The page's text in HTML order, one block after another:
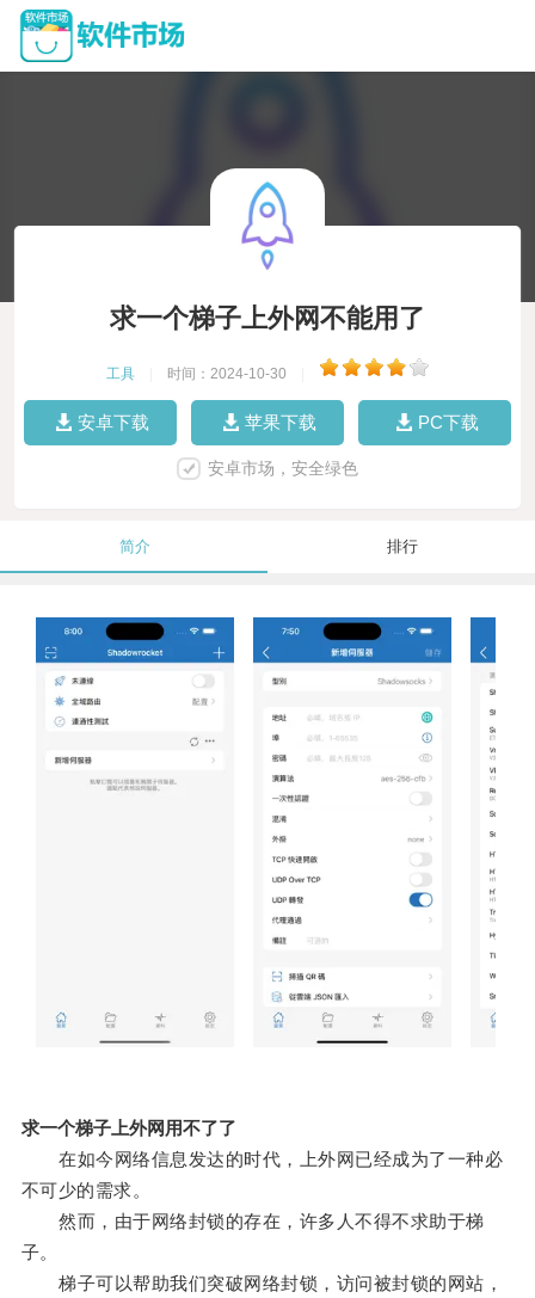
求一个梯子上外网不能用了
工具 时间：2024-10-30
安卓下载 苹果下载 PC下载
安卓市场，安全绿色
简介 排行
求一个梯子上外网用不了了
在如今网络信息发达的时代，上外网已经成为了一种必
不可少的需求。
然而，由于网络封锁的存在，许多人不得不求助于梯
子。
梯子可以帮助我们突破网络封锁，访问被封锁的网站，